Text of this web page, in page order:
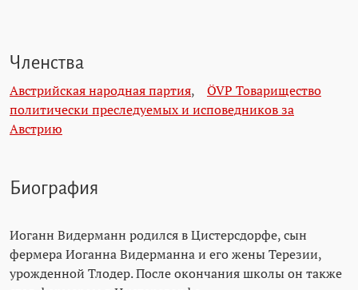
Членства
Австрийская народная партия, ÖVP Товарищество
политически преследуемых и исповедников за
Австрию
Биография
Иоганн Видерманн родился в Цистерсдорфе, сын
фермера Иоганна Видерманна и его жены Терезии,
урожденной Тлодер. После окончания школы он также